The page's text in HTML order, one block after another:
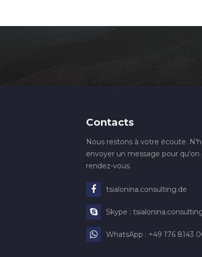
Contacts
Nous restons à votre écoute.
envoyer un message pour qu'on
rendez-vous.
tsialonina.consulting.de
Skype :
WhatsApp : +49 176 8143